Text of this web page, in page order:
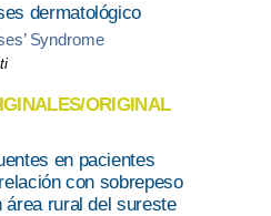
dermatológico
Syndrome
ORIGINAL
en pacientes
con sobrepeso
área rural del sureste